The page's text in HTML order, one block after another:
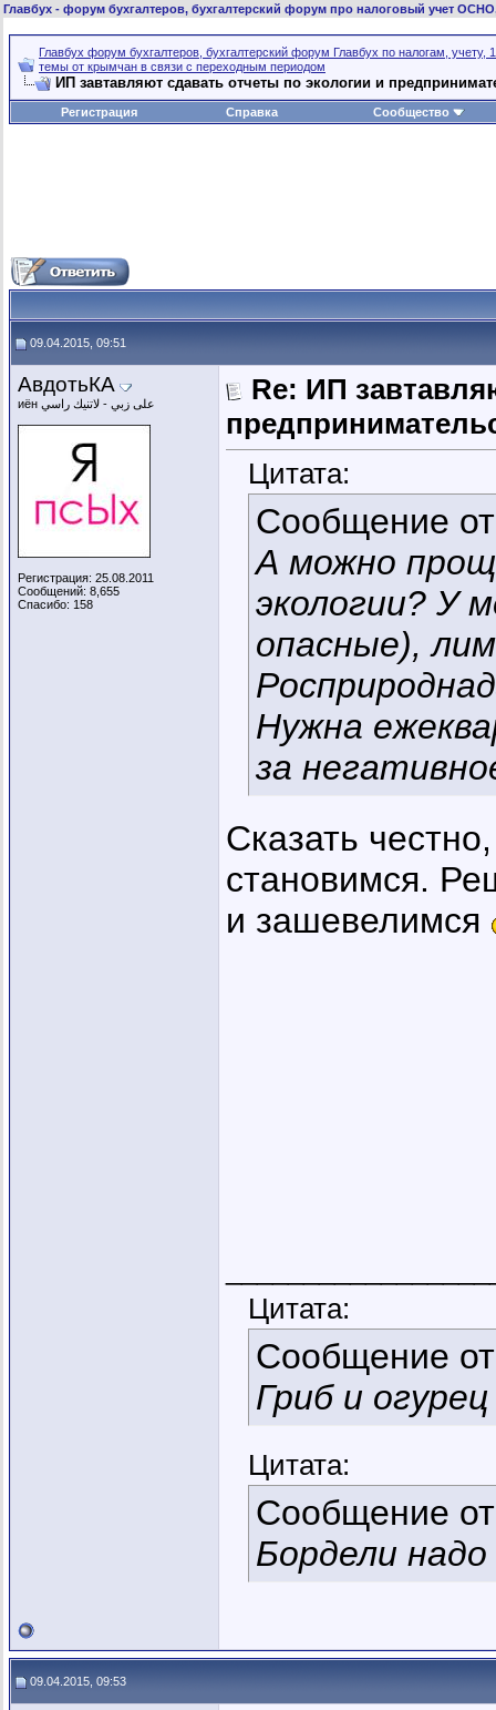
Главбух - форум бухгалтеров, бухгалтерский форум про налоговый учет
Главбух форум бухгалтеров, бухгалтерский форум Главбух по налогам, учету,
темы от крымчан в связи с переходным периодом
ИП завтавляют сдавать отчеты по экологии и
Регистрация Справка Сообщество
09.04.2015, 09:51
АвдотьКА
иён على زبي - لاتنيك راسي
Регистрация: 25.08.2011
Сообщений: 8,655
Спасибо: 158
Re: ИП
Цитата:
Сообщение
А можно
экологии? У
опасные),
Нужна
за
Сказать
становимся.
и зашевелимся
Цитата:
Сообщение
Гриб и
Цитата:
Сообщение
Бордели
09.04.2015, 09:53